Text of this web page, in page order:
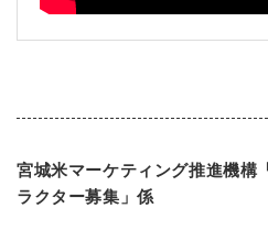
宮城米マーケティング推進機構
ラクター募集」係